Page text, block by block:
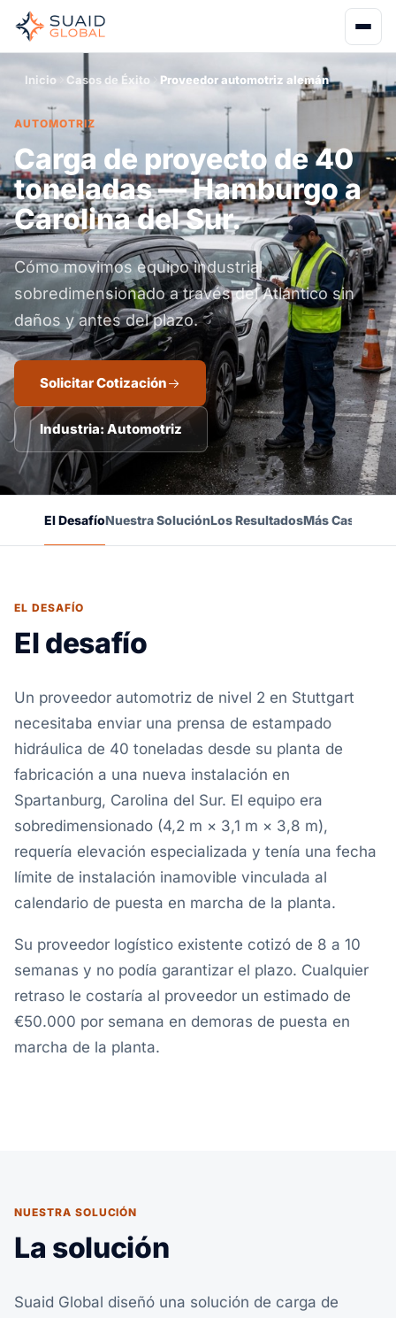
Inicio Casos de Éxito Proveedor automotriz alemán
AUTOMOTRIZ
Carga de proyecto de 40
toneladas — Hamburgo a
Carolina del Sur.
Cómo movimos equipo industrial
sobredimensionado a través del Atlántico sin
daños y antes del plazo.
Solicitar Cotización
Industria: Automotriz
El DesafíoNuestra SoluciónLos ResultadosMás Casos de
EL DESAFÍO
El desafío
Un proveedor automotriz de nivel 2 en Stuttgart
necesitaba enviar una prensa de estampado
hidráulica de 40 toneladas desde su planta de
fabricación a una nueva instalación en
Spartanburg, Carolina del Sur. El equipo era
sobredimensionado (4,2 m × 3,1 m × 3,8 m),
requería elevación especializada y tenía una fecha
límite de instalación inamovible vinculada al
calendario de puesta en marcha de la planta.
Su proveedor logístico existente cotizó de 8 a 10
semanas y no podía garantizar el plazo. Cualquier
retraso le costaría al proveedor un estimado de
€50.000 por semana en demoras de puesta en
marcha de la planta.
NUESTRA SOLUCIÓN
La solución
Suaid Global diseñó una solución de carga de